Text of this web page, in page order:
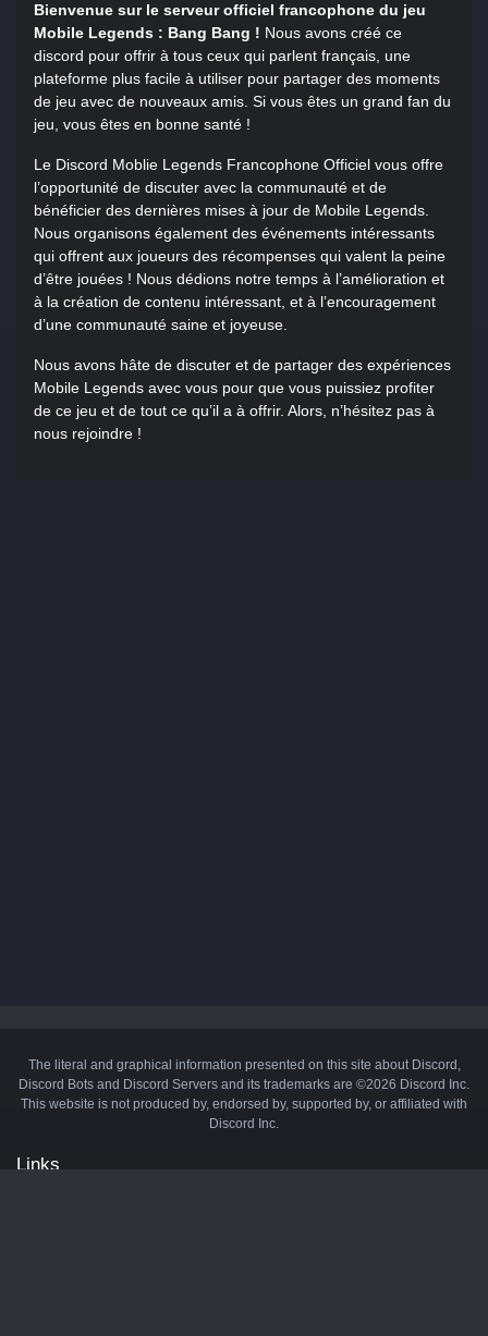
Bienvenue sur le serveur officiel francophone du jeu
Mobile Legends : Bang Bang ! Nous avons créé ce
discord pour offrir à tous ceux qui parlent français, une
plateforme plus facile à utiliser pour partager des moments
de jeu avec de nouveaux amis. Si vous êtes un grand fan du
jeu, vous êtes en bonne santé !
Le Discord Moblie Legends Francophone Officiel vous offre
l’opportunité de discuter avec la communauté et de
bénéficier des dernières mises à jour de Mobile Legends.
Nous organisons également des événements intéressants
qui offrent aux joueurs des récompenses qui valent la peine
d’être jouées ! Nous dédions notre temps à l’amélioration et
à la création de contenu intéressant, et à l’encouragement
d’une communauté saine et joyeuse.
Nous avons hâte de discuter et de partager des expériences
Mobile Legends avec vous pour que vous puissiez profiter
de ce jeu et de tout ce qu’il a à offrir. Alors, n’hésitez pas à
nous rejoindre !
The literal and graphical information presented on this site about Discord,
Discord Bots and Discord Servers and its trademarks are ©2026 Discord Inc.
This website is not produced by, endorsed by, supported by, or affiliated with
Discord Inc.
Links